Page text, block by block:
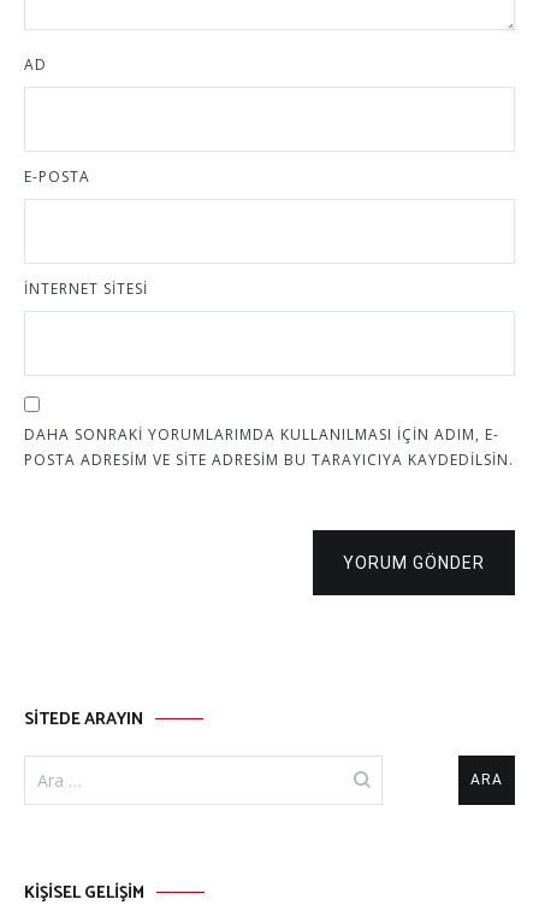
AD
E-POSTA
İNTERNET SITESI
DAHA SONRAKI YORUMLARIMDA KULLANILMASI IÇIN ADIM, E-
POSTA ADRESIM VE SITE ADRESIM BU TARAYICIYA KAYDEDILSIN.
YORUM GÖNDER
SİTEDE ARAYIN
KİŞİSEL GELİŞİM